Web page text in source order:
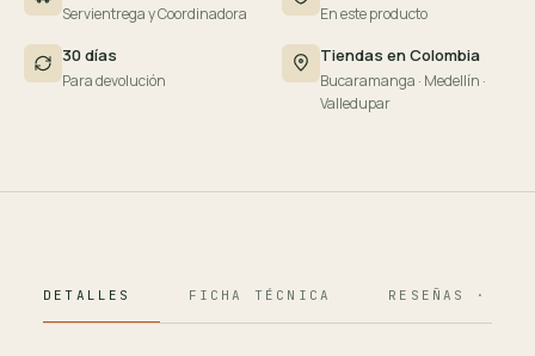
Servientrega y Coordinadora En este producto
30 días
Para devolución
Tiendas en Colombia
Bucaramanga · Medellín ·
Valledupar
DETALLES FICHA TÉCNICA RESEÑAS · 124